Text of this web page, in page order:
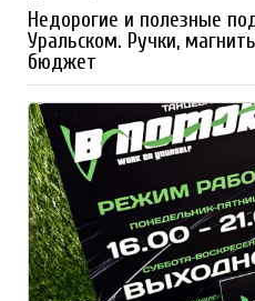
Недорогие и полезные
Уральском. Ручки,
бюджет